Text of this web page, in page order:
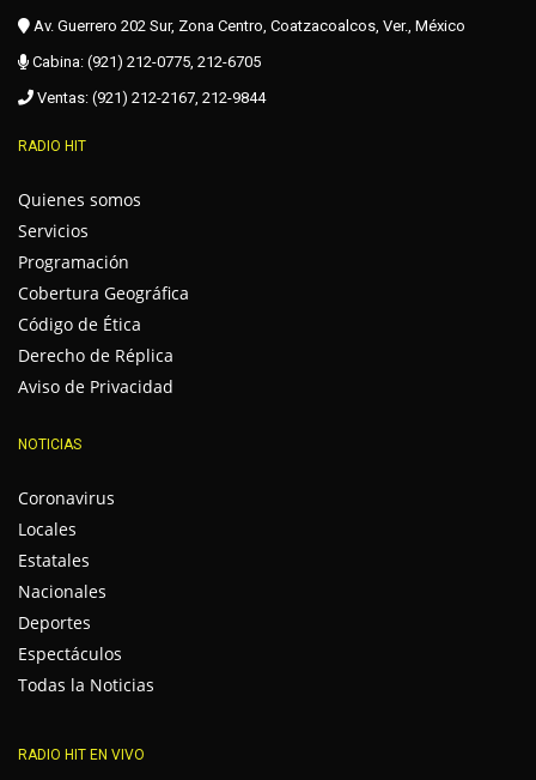
Av. Guerrero 202 Sur, Zona Centro, Coatzacoalcos, Ver., México
Cabina: (921) 212-0775, 212-6705
Ventas: (921) 212-2167, 212-9844
RADIO HIT
Quienes somos
Servicios
Programación
Cobertura Geográfica
Código de Ética
Derecho de Réplica
Aviso de Privacidad
NOTICIAS
Coronavirus
Locales
Estatales
Nacionales
Deportes
Espectáculos
Todas la Noticias
RADIO HIT EN VIVO